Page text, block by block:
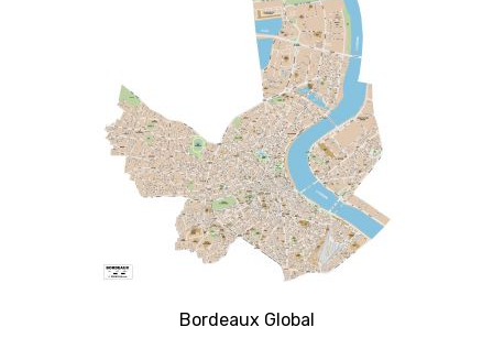
Bordeaux Global